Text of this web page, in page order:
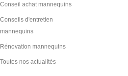
Conseil achat mannequins
Conseils d'entretien
mannequins
Rénovation mannequins
Toutes nos actualités